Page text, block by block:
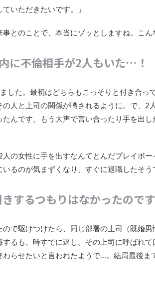
いただきたいです。」
とのことで、本当にゾッとしますね。こん
に不倫相手が2人もいた…！
した。最初はどちらもこっそりと付き合
人と上司の関係が噂されるように。で、2
んです。もう大声で言い合ったり手を出
の女性に手を出すなんてとんだプレイボ
るのが気まずくなり、すぐに退職したそう
するつもりはなかったので
で駆けつけたら、同じ部署の上司（既婚
るも、時すでに遅し。その上司に呼ばれ
らせたいと言われたようで…。結局最後ま